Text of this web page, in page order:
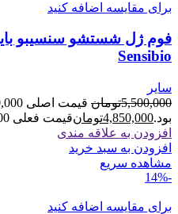
برای مقایسه اضافه کنید
Sensibio
سایر
5,500,000تومان
بود.4,850,000تومانقیمت فعلی 4,850,000تومان است.
افزودن به علاقه مندی
افزودن به سبد خرید
مشاهده سریع
-14%
برای مقایسه اضافه کنید